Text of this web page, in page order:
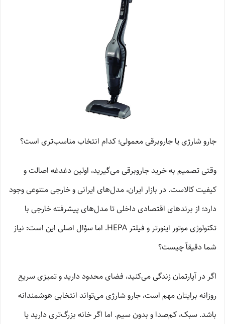
جارو شارژی یا جاروبرقی معمولی؛ کدام انتخاب مناسب‌تری است؟
وقتی تصمیم به خرید جاروبرقی می‌گیرید، اولین دغدغه اصالت و
کیفیت کالاست. در بازار ایران، مدل‌های ایرانی و خارجی متنوعی وجود
دارد؛ از برندهای اقتصادی داخلی تا مدل‌های پیشرفته خارجی با
تکنولوژی موتور اینورتر و فیلتر HEPA. اما سؤال اصلی این است: نیاز
شما دقیقاً چیست؟
اگر در آپارتمان زندگی می‌کنید، فضای محدود دارید و تمیزی سریع
روزانه برایتان مهم است، جارو شارژی می‌تواند انتخابی هوشمندانه
باشد. سبک، کم‌صدا و بدون سیم. اما اگر خانه بزرگ‌تری دارید یا